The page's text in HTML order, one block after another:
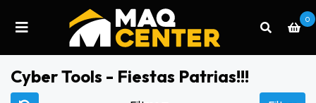
0
Cyber Tools - Fiestas Patrias!!!